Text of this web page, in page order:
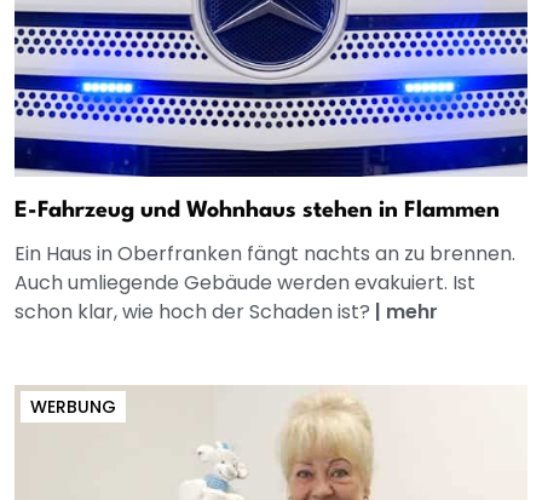
E-Fahrzeug und Wohnhaus stehen in Flammen
Ein Haus in Oberfranken fängt nachts an zu brennen.
Auch umliegende Gebäude werden evakuiert. Ist
schon klar, wie hoch der Schaden ist? | mehr
WERBUNG